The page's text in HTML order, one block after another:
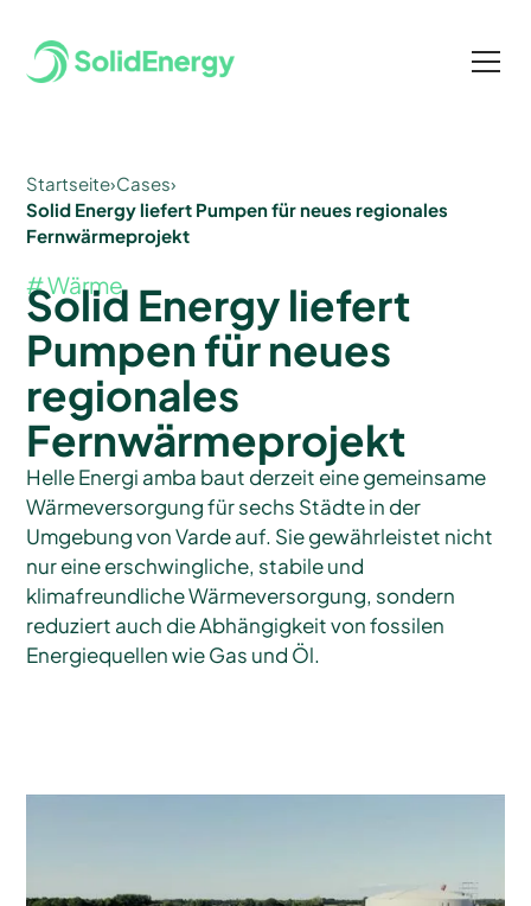
Startseite›Cases›
Solid Energy liefert Pumpen für neues regionales
Fernwärmeprojekt
# Wärme
Solid Energy liefert
Pumpen für neues
regionales
Fernwärmeprojekt
Helle Energi amba baut derzeit eine gemeinsame
Wärmeversorgung für sechs Städte in der
Umgebung von Varde auf. Sie gewährleistet nicht
nur eine erschwingliche, stabile und
klimafreundliche Wärmeversorgung, sondern
reduziert auch die Abhängigkeit von fossilen
Energiequellen wie Gas und Öl.